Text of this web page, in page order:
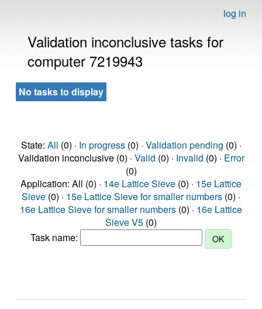
log in
Validation inconclusive tasks for
computer 7219943
No tasks to display
State: All (0) · In progress(0) · Validation pending (0) ·
Validation inconclusive (0) · Valid (0) · Invalid (0) · Error
(0)
Application: All (0) · 14e Lattice Sieve (0) · 15e Lattice
Sieve (0) · 15e Lattice Sieve for smaller numbers (0) ·
16e Lattice Sieve for smaller numbers (0) · 16e Lattice
Sieve V5 (0)
Task name: